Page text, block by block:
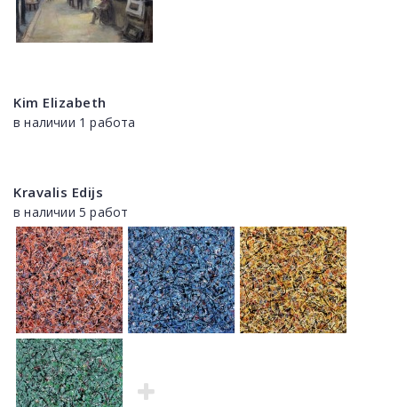
Kim Elizabeth
в наличии 1 работа
Kravalis Edijs
в наличии 5 работ